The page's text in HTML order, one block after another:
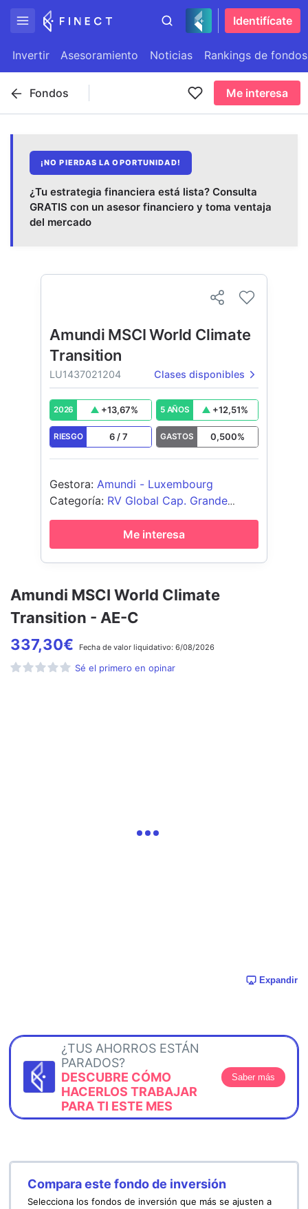
Identifícate
Invertir Asesoramiento Noticias Rankings de fondos
Fondos Me interesa
¡NO PIERDAS LA OPORTUNIDAD!
¿Tu estrategia financiera está lista? Consulta
GRATIS con un asesor financiero y toma ventaja
del mercado
Amundi MSCI World Climate
Transition - AE-C
337,30€ Fecha de valor liquidativo: 6/08/2026
Sé el primero en opinar
Expandir
¿TUS AHORROS ESTÁN
PARADOS?
DESCUBRE CÓMO
HACERLOS TRABAJAR
PARA TI ESTE MES
Saber más
Compara este fondo de inversión
Selecciona los fondos de inversión que más se ajusten a
Amundi MSCI World Climate
Transition
LU1437021204 Clases disponibles
2026 +13,67% 5 AÑOS +12,51%
RIESGO 6 /7 GASTOS 0,500%
Gestora: Amundi - Luxembourg
Categoría: RV Global Cap. Grande
Blend
Me interesa